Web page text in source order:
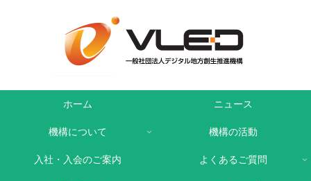
ホーム ニュース
機構について 機構の活動
入社・入会のご案内 よくあるご質問